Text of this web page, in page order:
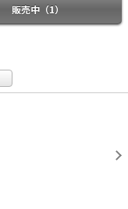
販売中（1）